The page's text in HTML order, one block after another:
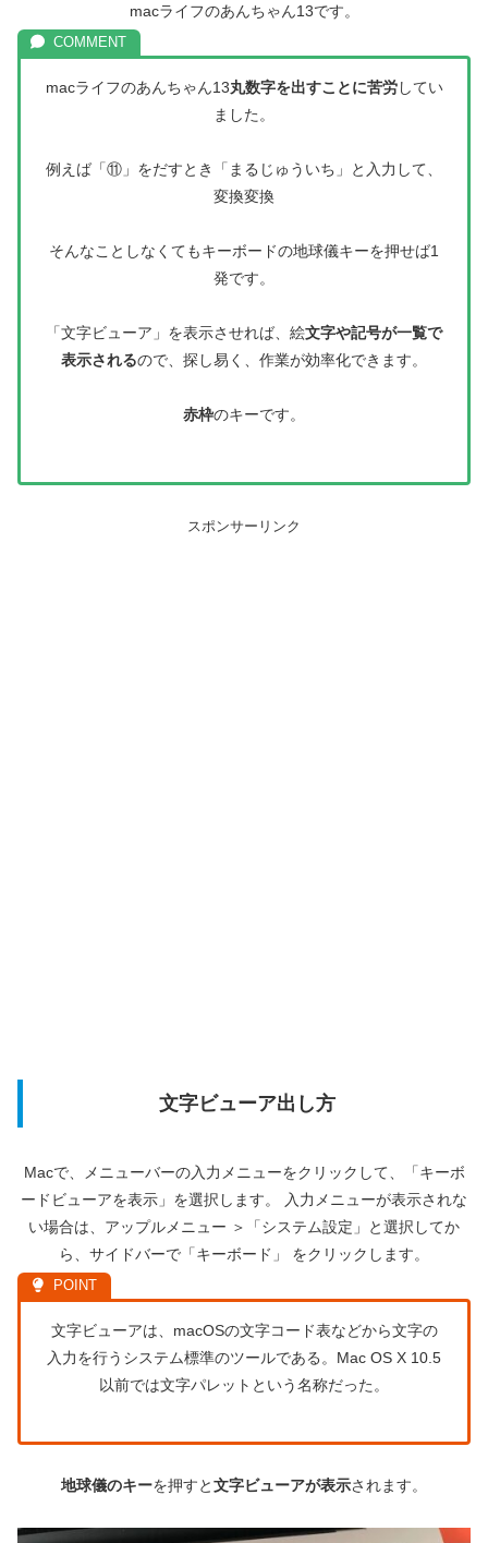
macライフのあんちゃん13です。
macライフのあんちゃん13丸数字を出すことに苦労してい
ました。
例えば「⑪」をだすとき「まるじゅういち」と入力して、
変換変換
そんなことしなくてもキーボードの地球儀キーを押せば1
発です。
「文字ビューア」を表示させれば、絵文字や記号が一覧で
表示されるので、探し易く、作業が効率化できます。
赤枠のキーです。
スポンサーリンク
文字ビューア出し方
Macで、メニューバーの入力メニューをクリックして、「キーボ
ードビューアを表示」を選択します。 入力メニューが表示されな
い場合は、アップルメニュー ＞「システム設定」と選択してか
ら、サイドバーで「キーボード」 をクリックします。
文字ビューアは、macOSの文字コード表などから文字の
入力を行うシステム標準のツールである。Mac OS X 10.5
以前では文字パレットという名称だった。
地球儀のキーを押すと文字ビューアが表示されます。